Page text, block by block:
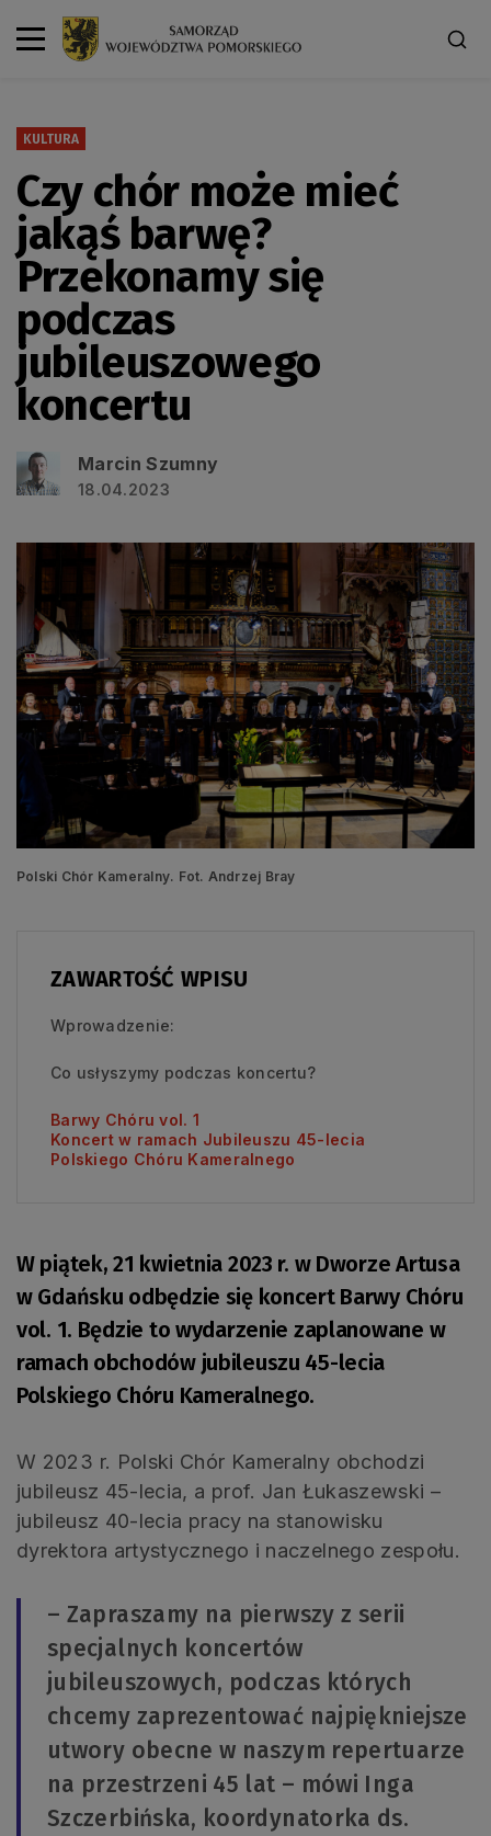
KULTURA
Czy chór może mieć
jakąś barwę?
Przekonamy się
podczas
jubileuszowego
koncertu
Marcin Szumny
18.04.2023
Polski Chór Kameralny. Fot. Andrzej Bray
ZAWARTOŚĆ WPISU
Wprowadzenie:
Co usłyszymy podczas koncertu?
Barwy Chóru vol. 1
Koncert w ramach Jubileuszu 45-lecia
Polskiego Chóru Kameralnego
W piątek, 21 kwietnia 2023 r. w Dworze Artusa
w Gdańsku odbędzie się koncert Barwy Chóru
vol. 1. Będzie to wydarzenie zaplanowane w
ramach obchodów jubileuszu 45-lecia
Polskiego Chóru Kameralnego.
W 2023 r. Polski Chór Kameralny obchodzi
jubileusz 45-lecia, a prof. Jan Łukaszewski –
jubileusz 40-lecia pracy na stanowisku
dyrektora artystycznego i naczelnego zespołu.
– Zapraszamy na pierwszy z serii
specjalnych koncertów
jubileuszowych, podczas których
chcemy zaprezentować najpiękniejsze
utwory obecne w naszym repertuarze
na przestrzeni 45 lat – mówi Inga
Szczerbińska, koordynatorka ds.